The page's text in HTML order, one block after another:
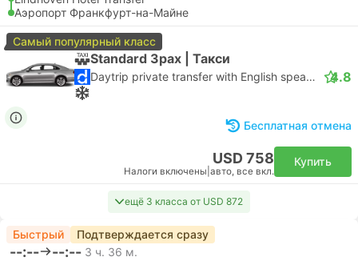
Аэропорт Франкфурт-на-Майне
Самый популярный класс
Standard 3pax | Такси
Daytrip private transfer with English speaking driver 4.8
Бесплатная отмена
USD 758
Налоги включены авто, все вкл.
Купить
ещё 3 класса от USD 872
Быстрый Подтверждается сразу
--:-- --:-- 3 ч. 36 м.